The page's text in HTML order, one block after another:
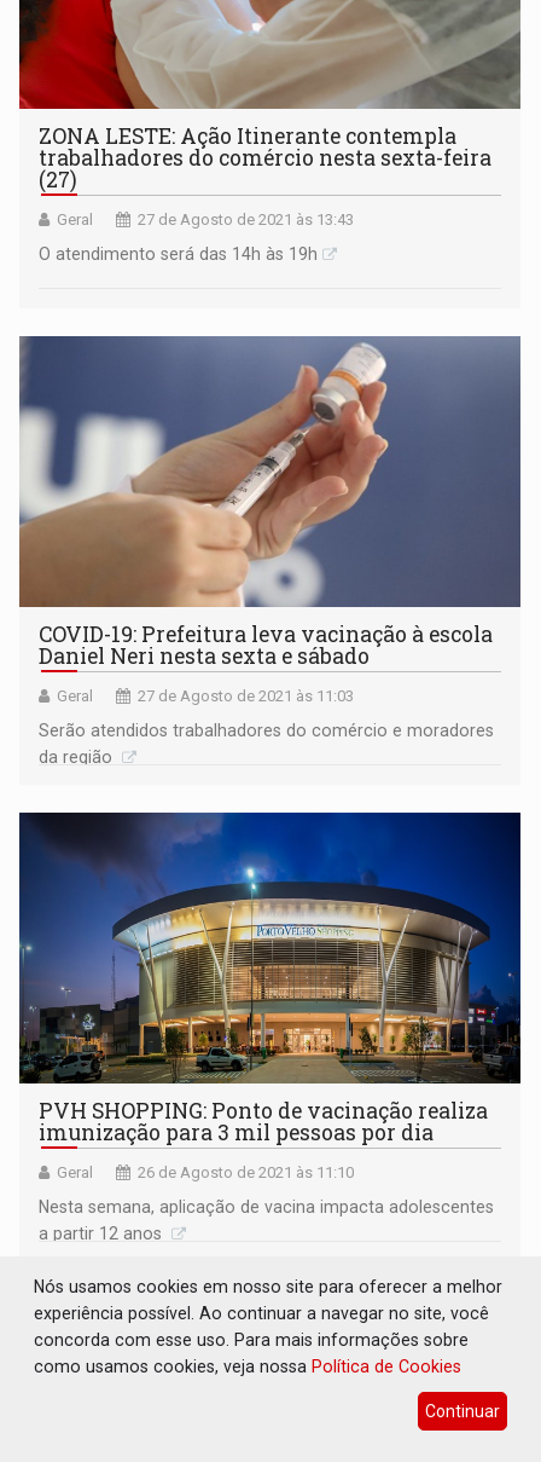
ZONA LESTE: Ação Itinerante contempla
trabalhadores do comércio nesta sexta-feira
(27)
Geral 27 de Agosto de 2021 às 13:43
O atendimento será das 14h às 19h
COVID-19: Prefeitura leva vacinação à escola
Daniel Neri nesta sexta e sábado
Geral 27 de Agosto de 2021 às 11:03
Serão atendidos trabalhadores do comércio e moradores
da região
PVH SHOPPING: Ponto de vacinação realiza
imunização para 3 mil pessoas por dia
Geral 26 de Agosto de 2021 às 11:10
Nesta semana, aplicação de vacina impacta adolescentes
a partir 12 anos
Nós usamos cookies em nosso site para oferecer a melhor
experiência possível. Ao continuar a navegar no site, você
concorda com esse uso. Para mais informações sobre
como usamos cookies, veja nossa Política de Cookies
Continuar